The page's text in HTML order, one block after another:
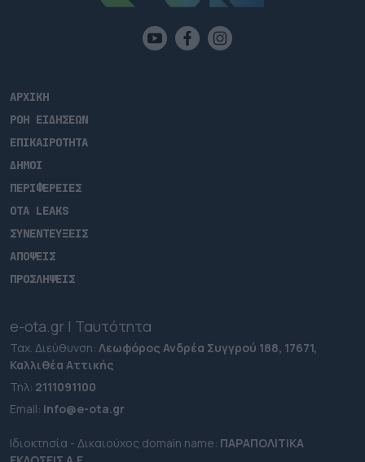
ΑΡΧΙΚΗ
ΡΟΗ ΕΙΔΗΣΕΩΝ
ΕΠΙΚΑΙΡΟΤΗΤΑ
ΔΗΜΟΙ
ΠΕΡΙΦΕΡΕΙΕΣ
OTA LEAKS
ΣΥΝΕΝΤΕΥΞΕΙΣ
ΑΠΟΨΕΙΣ
ΠΡΟΣΛΗΨΕΙΣ
e-ota.gr | Ταυτότητα
Ταχ. Διεύθυνση: Λεωφόρος Ανδρέα Συγγρού 188, 17671,
Καλλιθέα Αττικής
Τηλ: 2111091100
Εmail: info@e-ota.gr
Ιδιοκτησία - Δικαιούχος domain name: ΠΑΡΑΠΟΛΙΤΙΚΑ